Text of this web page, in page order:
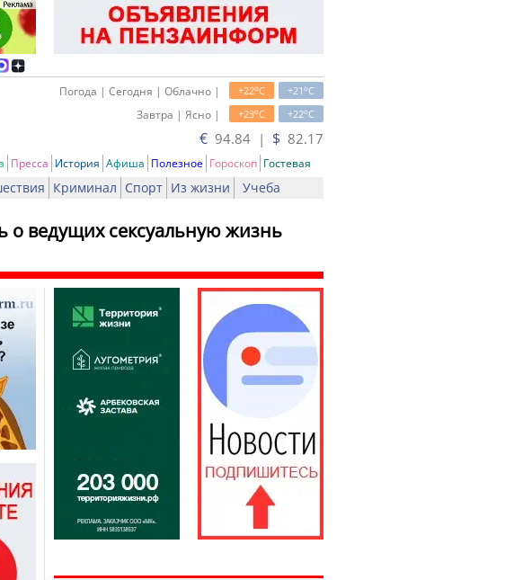
+21oC
+22oC
Погода | Сегодня | Облачно |
+22oC
+23oC
Завтра | Ясно |
€ 94.84 | $ 82.17
Пресса История Афиша Полезное Гороскоп Гостевая
Криминал Спорт Из жизни Учеба
о ведущих сексуальную жизнь
Печать